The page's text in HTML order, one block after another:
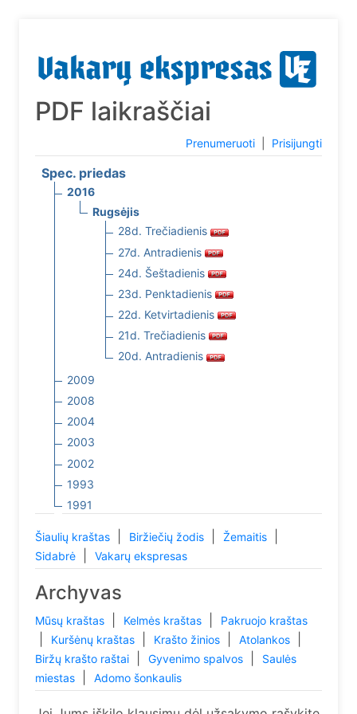
PDF laikraščiai
Prenumeruoti Prisijungti
Spec. priedas
2016
Rugsėjis
28d. Trečiadienis
27d. Antradienis
24d. Šeštadienis
23d. Penktadienis
22d. Ketvirtadienis
21d. Trečiadienis
20d. Antradienis
2009
2008
2004
2003
2002
1993
1991
Šiaulių kraštas Biržiečių žodis Žemaitis
Sidabrė Vakarų ekspresas
Archyvas
Mūsų kraštas Kelmės kraštas Pakruojo kraštas
Kuršėnų kraštas Krašto žinios Atolankos
Biržų krašto raštai Gyvenimo spalvos
Saulės
miestas
Adomo šonkaulis